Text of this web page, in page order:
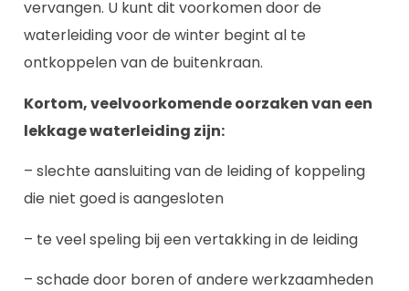
vervangen. U kunt dit voorkomen door de
waterleiding voor de winter begint al te
ontkoppelen van de buitenkraan.
Kortom, veelvoorkomende oorzaken van een
lekkage waterleiding zijn:
– slechte aansluiting van de leiding of koppeling
die niet goed is aangesloten
– te veel speling bij een vertakking in de leiding
– schade door boren of andere werkzaamheden